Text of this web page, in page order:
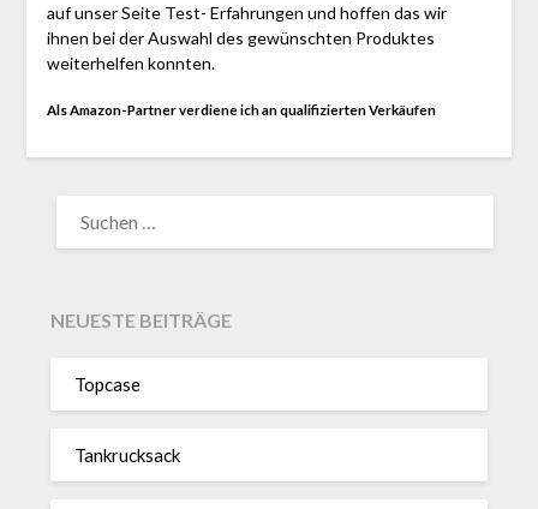
auf unser Seite Test- Erfahrungen und hoffen das wir
ihnen bei der Auswahl des gewünschten Produktes
weiterhelfen konnten.
Als Amazon-Partner verdiene ich an qualifizierten Verkäufen
NACH:
NEUESTE BEITRÄGE
Topcase
Tan­kruck­sack